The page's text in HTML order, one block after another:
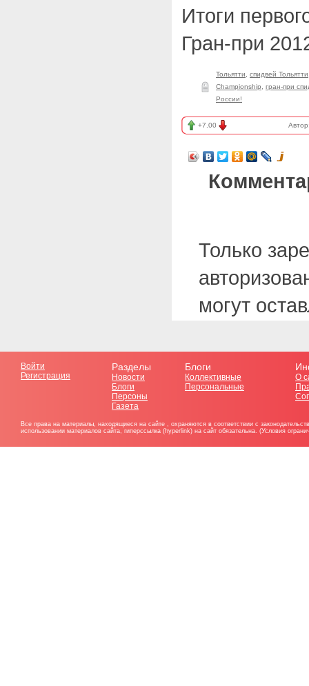
Итоги
Гран-при
Тольятти спидвей Тольятти
Championship
гран-при
России!
+7.00
Только
могут
Войти
Регистрация
Разделы
Новости
Блоги
Персоны
Газета
Блоги
Коллективные
Персональные
О
Все права на материалы, находящиеся на сайте , охраняются в соответствии с
использовании материалов сайта, гиперссылка (hyperlink) на сайт обязательна. (Условия